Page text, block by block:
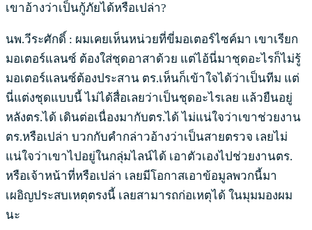
เขาอ้างว่าเป็นกู้ภัยได้หรือเปล่า?
นพ.วีระศักดิ์ : ผมเคยเห็นหน่วยที่ขี่มอเตอร์ไซค์มา เขาเรียก
มอเตอร์แลนซ์ ต้องใส่ชุดอาสาด้วย แต่ไอ้นี่มาชุดอะไรก็ไม่รู้
มอเตอร์แลนซ์ต้องประสาน ตร.เห็นก็เข้าใจได้ว่าเป็นทีม แต่
นี่แต่งชุดแบบนี้ ไม่ได้สื่อเลยว่าเป็นชุดอะไรเลย แล้วยืนอยู่
หลังตร.ได้ เดินต่อเนื่องมากับตร.ได้ ไม่แน่ใจว่าเขาช่วยงาน
ตร.หรือเปล่า บวกกับคำกล่าวอ้างว่าเป็นสายตรวจ เลยไม่
แน่ใจว่าเขาไปอยู่ในกลุ่มไลน์ได้ เอาตัวเองไปช่วยงานตร.
หรือเจ้าหน้าที่หรือเปล่า เลยมีโอกาสเอาข้อมูลพวกนี้มา
เผอิญประสบเหตุตรงนี้ เลยสามารถก่อเหตุได้ ในมุมมองผม
นะ